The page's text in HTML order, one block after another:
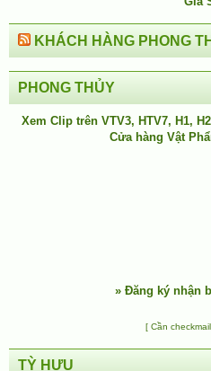
KHÁCH HÀNG PHONG
PHONG THỦY
Xem Clip trên VTV3, HTV7, H1,
Cửa hàng Vật
» Đăng ký nhận
[ Cần
TỲ HƯU